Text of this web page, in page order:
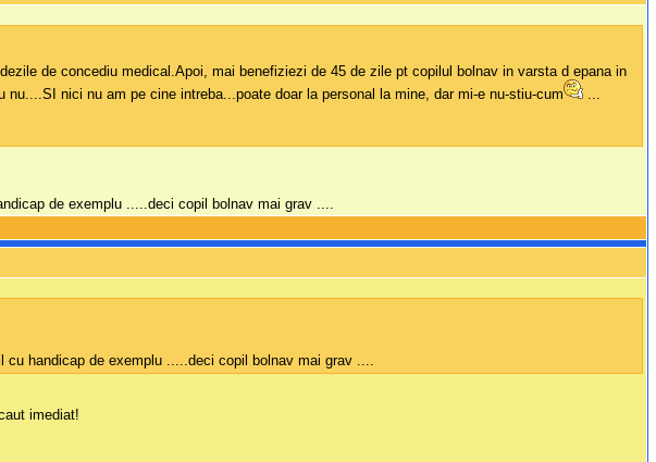
de concediu medical.Apoi, mai benefiziezi de 45 de zile pt copilul bolnav in varsta d epana in
nici nu am pe cine intreba...poate doar la personal la mine, dar mi-e nu-stiu-cum
...
de exemplu .....deci copil bolnav mai grav ....
handicap de exemplu .....deci copil bolnav mai grav ....
imediat!